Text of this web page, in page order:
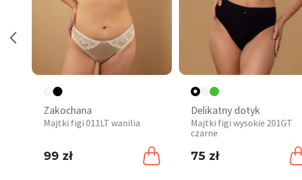
Zakochana
Majtki figi 011LT wanilia
99 zł
Delikatny dotyk
Majtki figi wysokie 201GT
czarne
75 zł